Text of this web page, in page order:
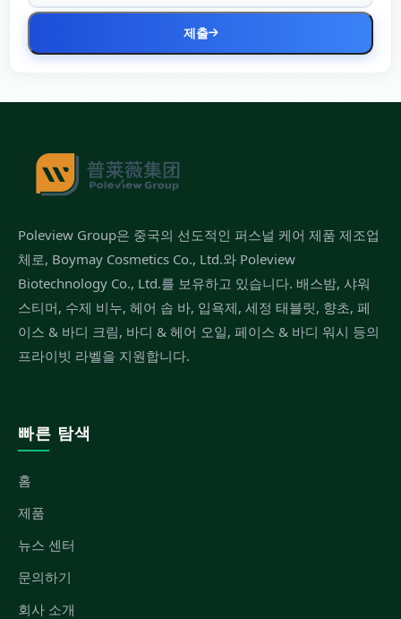
제출
Poleview Group은 중국의 선도적인 퍼스널 케어 제품 제조업
체로, Boymay Cosmetics Co., Ltd.와 Poleview
Biotechnology Co., Ltd.를 보유하고 있습니다. 배스밤, 샤워
스티머, 수제 비누, 헤어 솝 바, 입욕제, 세정 태블릿, 향초, 페
이스 & 바디 크림, 바디 & 헤어 오일, 페이스 & 바디 워시 등의
프라이빗 라벨을 지원합니다.
빠른 탐색
홈
제품
뉴스 센터
문의하기
회사 소개